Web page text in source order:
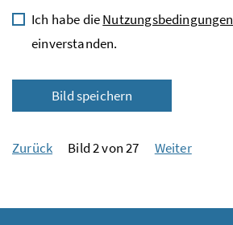
Ich habe dieNutzungsbedingungen
einverstanden.
Bild speichern
Zurück Bild 2 von 27 Weiter